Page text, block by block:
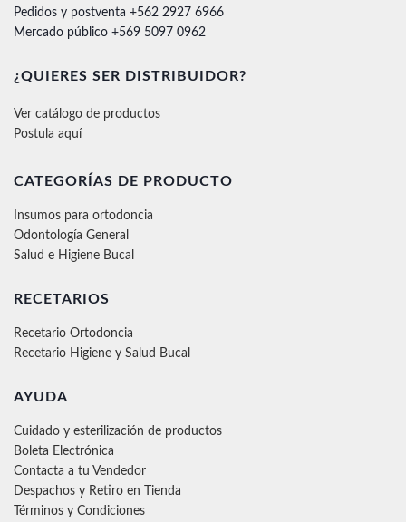
Pedidos y postventa +562 2927 6966
Mercado público +569 5097 0962
¿QUIERES SER DISTRIBUIDOR?
Ver catálogo de productos
Postula aquí
CATEGORÍAS DE PRODUCTO
Insumos para ortodoncia
Odontología General
Salud e Higiene Bucal
RECETARIOS
Recetario Ortodoncia
Recetario Higiene y Salud Bucal
AYUDA
Cuidado y esterilización de productos
Boleta Electrónica
Contacta a tu Vendedor
Despachos y Retiro en Tienda
Términos y Condiciones